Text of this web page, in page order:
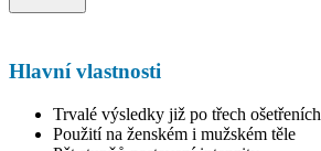
Hlavní vlastnosti
Trvalé výsledky již po třech ošetřeních
Použití na ženském i mužském těle